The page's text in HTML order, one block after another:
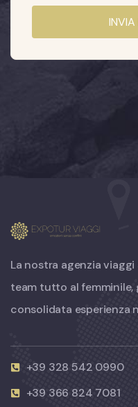
INVIA
La nostra agenzia
team tutto al femminile,
consolidata esperienza
+39 328 542 0990
+39 366 824 7081